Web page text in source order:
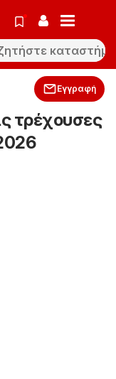
Εγγραφή
τρέχουσες